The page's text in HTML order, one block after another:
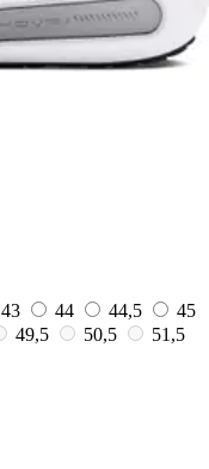
43 44 44,5
45
49,5 50,5
51,5